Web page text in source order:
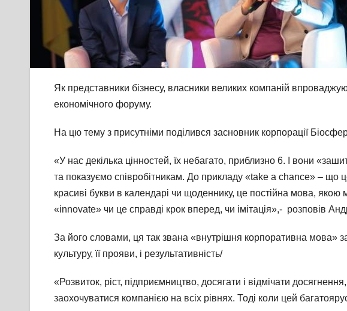
Як представники бізнесу, власники великих компаній
економічного форуму.
На цю тему з присутніми поділився засновник корпорації
«У нас декілька цінностей, їх небагато, приблизно 6. І вони
та показуємо співробітникам. До прикладу «take a chance» – що
красиві букви в календарі чи щоденнику, це постійна мова,
«innovate» чи це справді крок вперед, чи імітація»,- розповів
За його словами, ця так звана «внутрішня корпоративна мова»
культуру, її прояви, і результативність/
«Розвиток, ріст, підприємництво, досягати і відмічати
заохочуватися компанією на всіх рівнях. Тоді коли цей